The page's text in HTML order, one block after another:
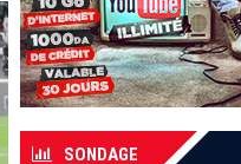
SONDAGE